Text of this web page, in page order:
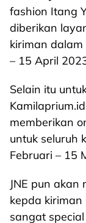
fashion Itang
diberikan
kiriman
– 15 April
Selain itu
memberikan
untuk seluruh
Februari – 15
JNE pun
kepda
sangat